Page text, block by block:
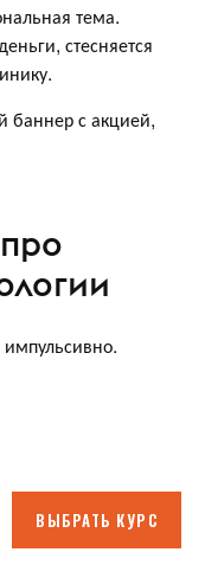
тема.
стесняется
баннер с акцией,